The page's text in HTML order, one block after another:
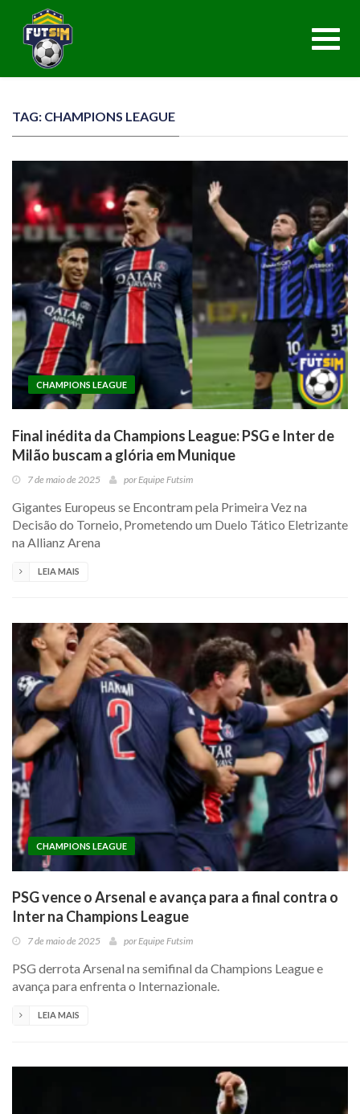
TAG: CHAMPIONS LEAGUE
CHAMPIONS LEAGUE
Final inédita da Champions League: PSG e Inter de
Milão buscam a glória em Munique
7 de maio de 2025 por Equipe Futsim
Gigantes Europeus se Encontram pela Primeira Vez na
Decisão do Torneio, Prometendo um Duelo Tático Eletrizante
na Allianz Arena
LEIA MAIS
CHAMPIONS LEAGUE
PSG vence o Arsenal e avança para a final contra o
Inter na Champions League
7 de maio de 2025 porEquipe Futsim
PSG derrota Arsenal na semifinal da Champions League e
avança para enfrenta o Internazionale.
LEIA MAIS